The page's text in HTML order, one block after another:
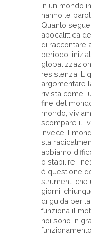
In un mondo
hanno le
Quanto
apocalittica
di raccontare
periodo,
resistenza. E
argomentare
rivista come
fine del
mondo,
scompare il
invece il
sta
abbiamo
o stabilire i
è questione
strumenti che
giorni:
di guida per
funziona il
noi sono in